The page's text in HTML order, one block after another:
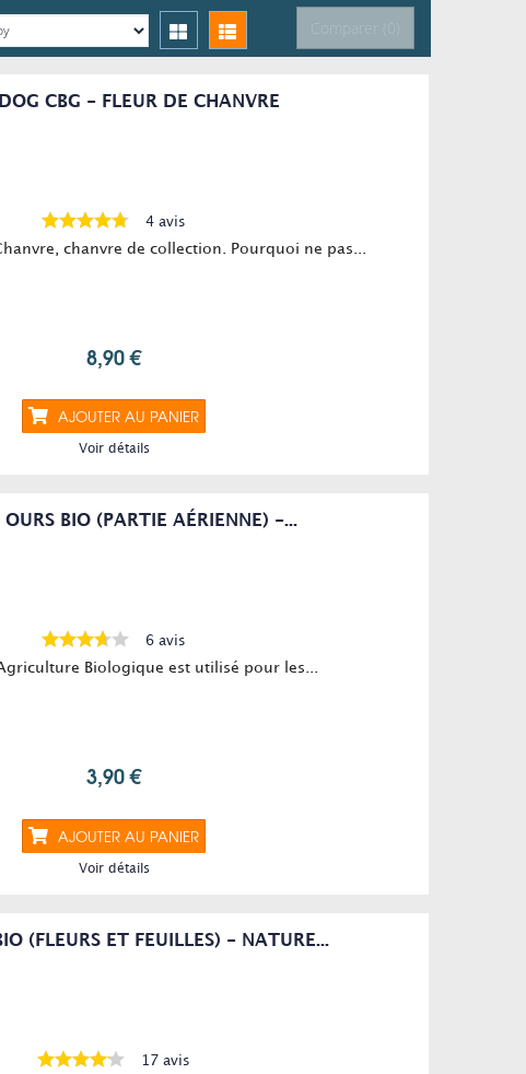
CBG - FLEUR DE CHANVRE
4 avis
chanvre de collection. Pourquoi ne pas...
8,90 €
AJOUTER AU PANIER
Voir détails
OURS BIO (PARTIE AÉRIENNE) -...
6 avis
Biologique est utilisé pour les...
3,90 €
AJOUTER AU PANIER
Voir détails
(FLEURS ET FEUILLES) - NATURE...
17 avis